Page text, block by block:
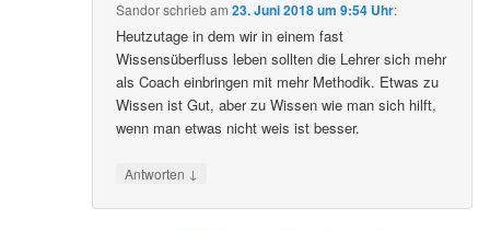
Sandorschriebam23. Juni 2018 um 9:54 Uhr:
Heutzutage in dem wir in einem fast
Wissensüberfluss leben sollten die Lehrer sich mehr
als Coach einbringen mit mehr Methodik. Etwas zu
Wissen ist Gut, aber zu Wissen wie man sich hilft,
wenn man etwas nicht weis ist besser.
Antworten ↓